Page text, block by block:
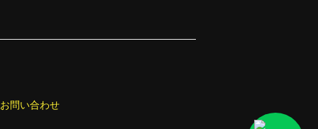
お問い合わせ